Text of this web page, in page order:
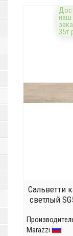
наш
Сальветти
светлый
Marazzi